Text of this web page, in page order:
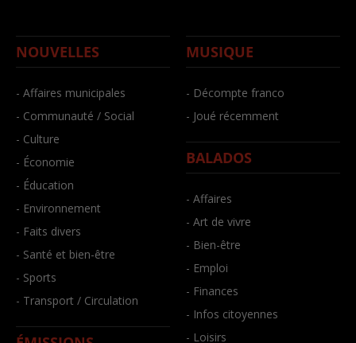
NOUVELLES
- Affaires municipales
- Communauté / Social
- Culture
- Économie
- Éducation
- Environnement
- Faits divers
- Santé et bien-être
- Sports
- Transport / Circulation
MUSIQUE
- Décompte franco
- Joué récemment
BALADOS
- Affaires
- Art de vivre
- Bien-être
- Emploi
- Finances
- Infos citoyennes
- Loisirs